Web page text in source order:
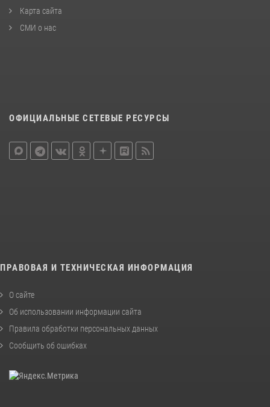
Карта сайта
СМИ о нас
ОФИЦИАЛЬНЫЕ СЕТЕВЫЕ РЕСУРСЫ
ПРАВОВАЯ И ТЕХНИЧЕСКАЯ ИНФОРМАЦИЯ
О сайте
Об использовании информации сайта
Правила обработки персональных данных
Сообщить об ошибках